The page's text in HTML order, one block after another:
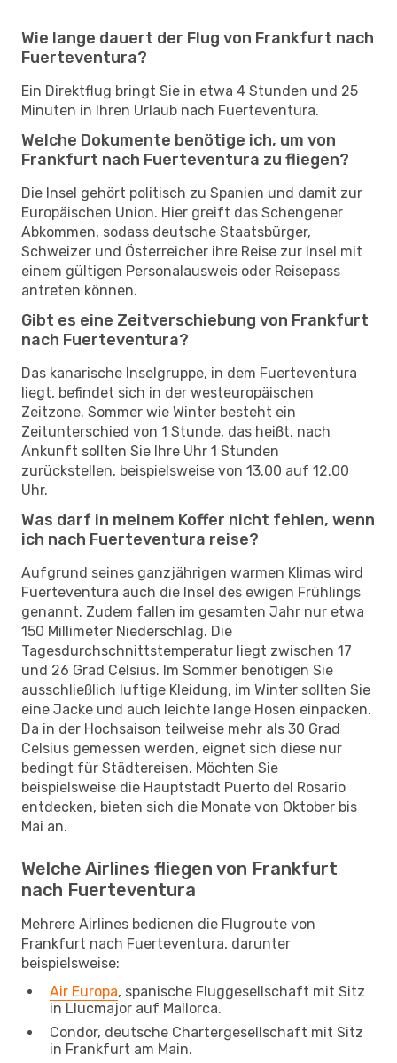
Wie lange dauert der Flug von Frankfurt nach
Fuerteventura?
Ein Direktflug bringt Sie in etwa 4 Stunden und 25
Minuten in Ihren Urlaub nach Fuerteventura.
Welche Dokumente benötige ich, um von
Frankfurt nach Fuerteventura zu fliegen?
Die Insel gehört politisch zu Spanien und damit zur
Europäischen Union. Hier greift das Schengener
Abkommen, sodass deutsche Staatsbürger,
Schweizer und Österreicher ihre Reise zur Insel mit
einem gültigen Personalausweis oder Reisepass
antreten können.
Gibt es eine Zeitverschiebung von Frankfurt
nach Fuerteventura?
Das kanarische Inselgruppe, in dem Fuerteventura
liegt, befindet sich in der westeuropäischen
Zeitzone. Sommer wie Winter besteht ein
Zeitunterschied von 1 Stunde, das heißt, nach
Ankunft sollten Sie Ihre Uhr 1 Stunden
zurückstellen, beispielsweise von 13.00 auf 12.00
Uhr.
Was darf in meinem Koffer nicht fehlen, wenn
ich nach Fuerteventura reise?
Aufgrund seines ganzjährigen warmen Klimas wird
Fuerteventura auch die Insel des ewigen Frühlings
genannt. Zudem fallen im gesamten Jahr nur etwa
150 Millimeter Niederschlag. Die
Tagesdurchschnittstemperatur liegt zwischen 17
und 26 Grad Celsius. Im Sommer benötigen Sie
ausschließlich luftige Kleidung, im Winter sollten Sie
eine Jacke und auch leichte lange Hosen einpacken.
Da in der Hochsaison teilweise mehr als 30 Grad
Celsius gemessen werden, eignet sich diese nur
bedingt für Städtereisen. Möchten Sie
beispielsweise die Hauptstadt Puerto del Rosario
entdecken, bieten sich die Monate von Oktober bis
Mai an.
Welche Airlines fliegen von Frankfurt
nach Fuerteventura
Mehrere Airlines bedienen die Flugroute von
Frankfurt nach Fuerteventura, darunter
beispielsweise:
Air Europa, spanische Fluggesellschaft mit Sitz
in Llucmajor auf Mallorca.
Condor, deutsche Chartergesellschaft mit Sitz
in Frankfurt am Main.